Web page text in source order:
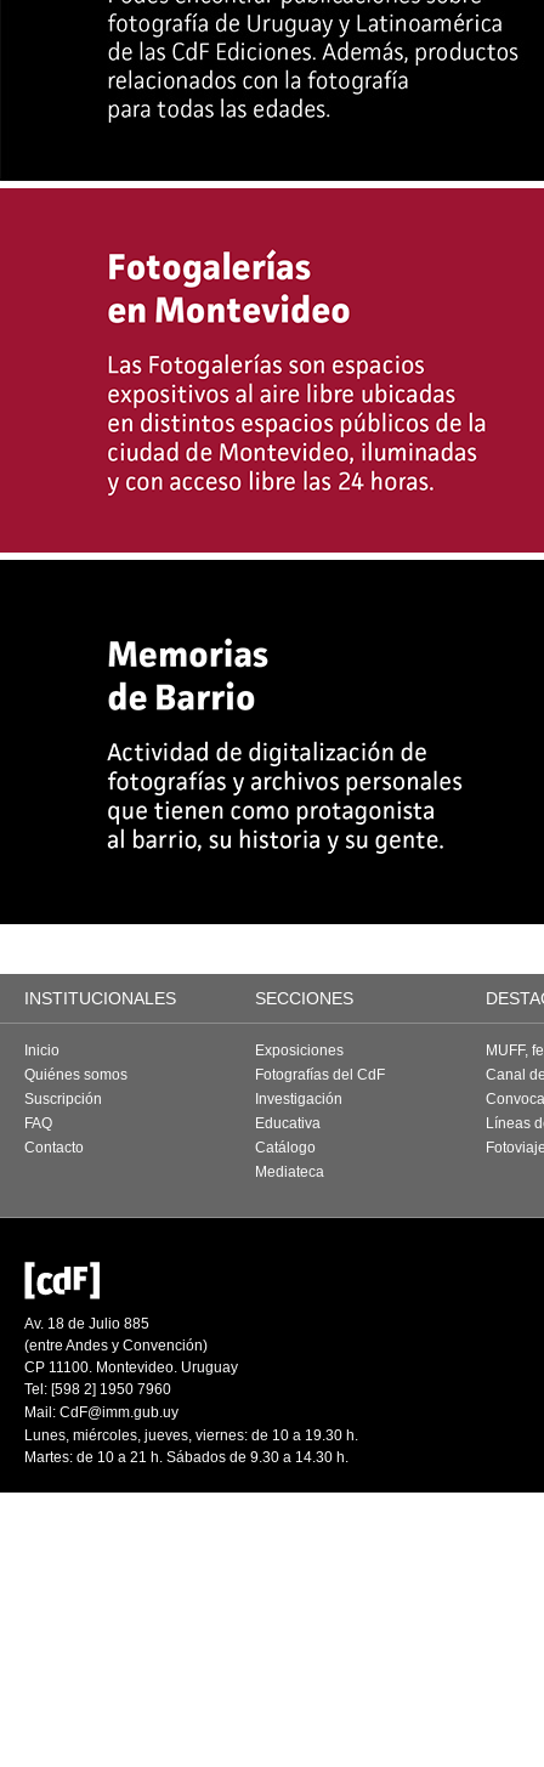
INSTITUCIONALES SECCIONES
Inicio
Quiénes somos
Suscripción
FAQ
Contacto
Exposiciones
Fotografías del CdF
Investigación
Educativa
Catálogo
Mediateca
MUFF,
Canal
Líneas
Av. 18 de Julio 885
(entre Andes y Convención)
CP 11100. Montevideo. Uruguay
Tel: [598 2] 1950 7960
Mail: CdF@imm.gub.uy
Lunes, miércoles, jueves, viernes: de 10 a 19.30 h.
Martes: de 10 a 21 h. Sábados de 9.30 a 14.30 h.